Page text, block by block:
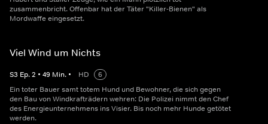
zusammenbricht. Offenbar hat der Täter "Killer-Bienen" als
Mordwaffe eingesetzt.
Viel Wind um Nichts
S3 Ep.2 • 49 Min. • HD
6
Ein toter Bauer samt totem Hund und Bewohner, die sich gegen
den Bau von Windkrafträdern wehren: Die Polizei nimmt den Chef
des Energieunternehmens ins Visier. Bis noch mehr Hunde getötet
werden.